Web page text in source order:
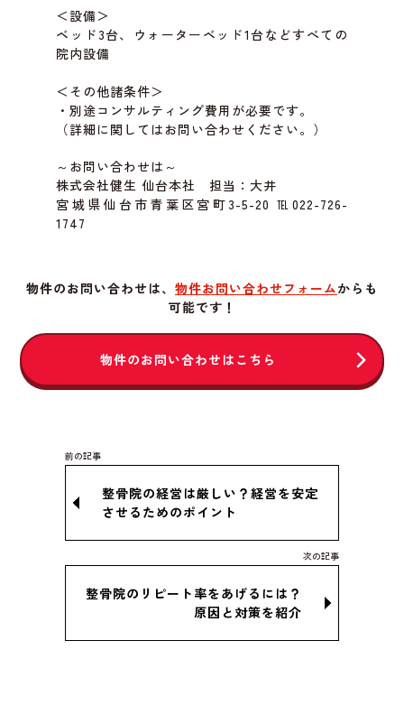
＜設備＞
ベッド3台、ウォーターベッド1台などすべての
院内設備
＜その他諸条件＞
・別途コンサルティング費用が必要です。
（詳細に関してはお問い合わせください。）
～お問い合わせは～
株式会社健生 仙台本社 担当：大井
宮城県仙台市青葉区宮町3-5-20 ℡022-726-
1747
物件のお問い合わせは、 物件お問い合わせフォームからも
可能です！
物件のお問い合わせはこちら
整骨院の経営は厳しい？経営を安定
させるためのポイント
整骨院のリピート率をあげるには？
原因と対策を紹介